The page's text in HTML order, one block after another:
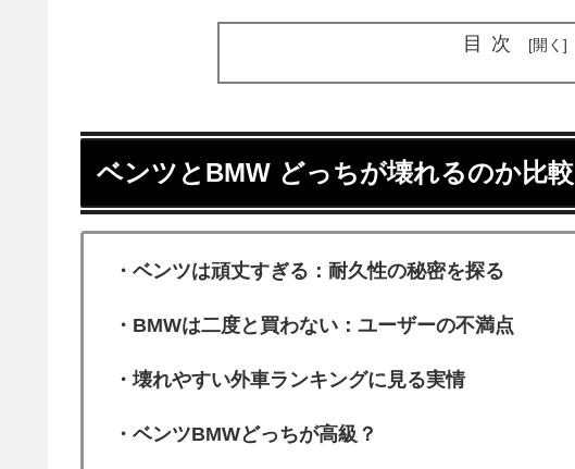
目次
ベンツとBMW どっちが壊れるのか比較
・ベンツは頑丈すぎる：耐久性の秘密を探る
・BMWは二度と買わない：ユーザーの不満点
・壊れやすい外車ランキングに見る実情
・ベンツBMWどっちが高級？